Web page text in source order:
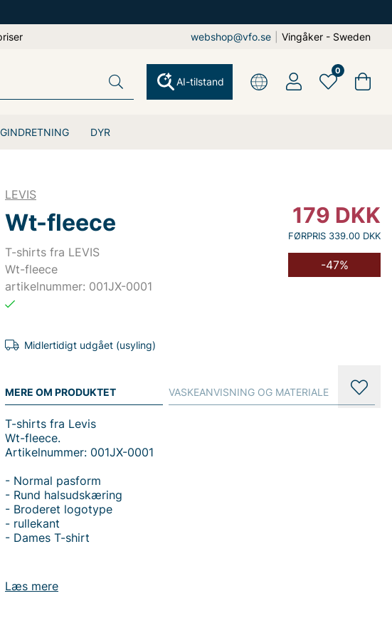
webshop@vfo.se Vingåker - Sweden
DYR
AI-tilstand
0
LEVIS
Wt-fleece
T-shirts fra LEVIS
Wt-fleece
artikelnummer: 001JX-0001
179 DKK
FØRPRIS 339.00 DKK
-47%
Midlertidigt udgået (usyling)
MERE OM PRODUKTET
Læs mere
T-shirts fra Levis
Wt-fleece.
Artikelnummer: 001JX-0001
- Normal pasform
- Rund halsudskæring
- Broderet logotype
- rullekant
- Dames T-shirt
VASKEANVISNING OG MATERIALE